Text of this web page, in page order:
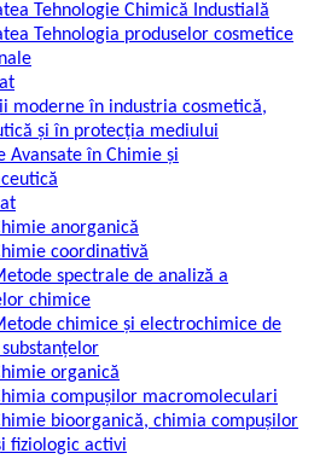
Tehnologie Chimică Industială
Tehnologia produselor cosmetice
moderne în industria cosmetică,
și în protecția mediului
Avansate în Chimie și
anorganică
coordinativă
spectrale de analiză a
chimice
chimice și electrochimice de
organică
compușilor macromoleculari
bioorganică, chimia compușilor
fiziologic activi